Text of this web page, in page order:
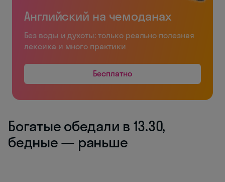
Английский на чемоданах
Без воды и духоты: только реально полезная
лексика и много практики
Бесплатно
Богатые обедали в 13.30,
бедные — раньше